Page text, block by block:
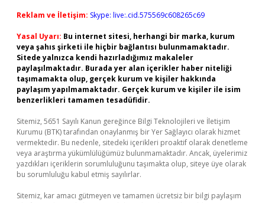
Reklam ve İletişim: Skype: live:.cid.575569c608265c69
Yasal Uyarı: Bu internet sitesi, herhangi bir marka, kurum
veya şahıs şirketi ile hiçbir bağlantısı bulunmamaktadır.
Sitede yalnızca kendi hazırladığımız makaleler
paylaşılmaktadır. Burada yer alan içerikler haber niteliği
taşımamakta olup, gerçek kurum ve kişiler hakkında
paylaşım yapılmamaktadır. Gerçek kurum ve kişiler ile isim
benzerlikleri tamamen tesadüfidir.
Sitemiz, 5651 Sayılı Kanun gereğince Bilgi Teknolojileri ve İletişim
Kurumu (BTK) tarafından onaylanmış bir Yer Sağlayıcı olarak hizmet
vermektedir. Bu nedenle, sitedeki içerikleri proaktif olarak denetleme
veya araştırma yükümlülüğümüz bulunmamaktadır. Ancak, üyelerimiz
yazdıkları içeriklerin sorumluluğunu taşımakta olup, siteye üye olarak
bu sorumluluğu kabul etmiş sayılırlar.
Sitemiz, kar amacı gütmeyen ve tamamen ücretsiz bir bilgi paylaşım